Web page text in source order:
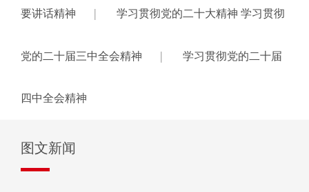
要讲话精神 | 学习贯彻党的二十大精神 学习贯彻
党的二十届三中全会精神 | 学习贯彻党的二十届
四中全会精神
图文新闻